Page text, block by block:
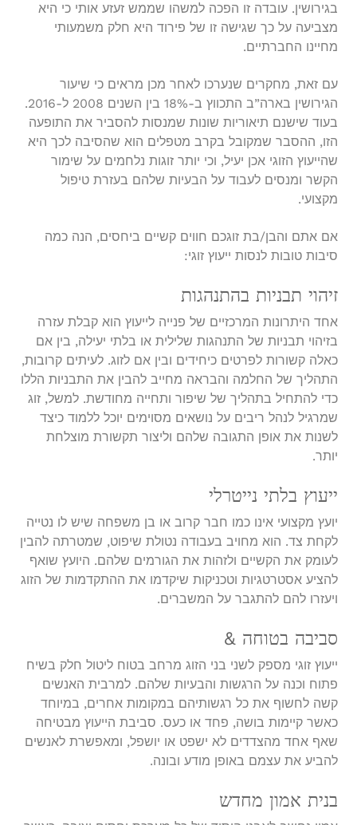
בגירושין. עובדה זו הפכה למשהו שממש זעזע אותי כי היא
מצביעה על כך שגישה זו של פירוד היא חלק משמעותי
מחיינו החברתיים.
עם זאת, מחקרים שנערכו לאחר מכן מראים כי שיעור
הגירושין בארה”ב התכווץ ב-18% בין השנים 2008 ל-2016.
בעוד שישנם תיאוריות שונות שמנסות להסביר את התופעה
הזו, ההסבר שמקובל בקרב מטפלים הוא שהסיבה לכך היא
שהייעוץ הזוגי אכן יעיל, וכי יותר זוגות נלחמים על שימור
הקשר ומנסים לעבוד על הבעיות שלהם בעזרת טיפול
מקצועי.
אם אתם והבן/בת זוגכם חווים קשיים ביחסים, הנה כמה
סיבות טובות לנסות ייעוץ זוגי:
זיהוי תבניות בהתנהגות
אחד היתרונות המרכזיים של פנייה לייעוץ הוא קבלת עזרה
בזיהוי תבניות של התנהגות שלילית או בלתי יעילה, בין אם
כאלה קשורות לפרטים כיחידים ובין אם לזוג. לעיתים קרובות,
התהליך של החלמה והבראה מחייב להבין את התבניות הללו
כדי להתחיל בתהליך של שיפור ותחייה מחודשת. למשל, זוג
שמרגיל לנהל ריבים על נושאים מסוימים יוכל ללמוד כיצד
לשנות את אופן התגובה שלהם וליצור תקשורת מוצלחת
יותר.
ייעוץ בלתי נייטרלי
יועץ מקצועי אינו כמו חבר קרוב או בן משפחה שיש לו נטייה
לקחת צד. הוא מחויב בעבודה נטולת שיפוט, שמטרתה להבין
לעומק את הקשיים ולזהות את הגורמים שלהם. היועץ שואף
להציע אסטרטגיות וטכניקות שיקדמו את ההתקדמות של הזוג
ויעזרו להם להתגבר על המשברים.
סביבה בטוחה &
ייעוץ זוגי מספק לשני בני הזוג מרחב בטוח ליטול חלק בשיח
פתוח וכנה על הרגשות והבעיות שלהם. למרבית האנשים
קשה לחשוף את כל רגשותיהם במקומות אחרים, במיוחד
כאשר קיימות בושה, פחד או כעס. סביבת הייעוץ מבטיחה
שאף אחד מהצדדים לא ישפט או יושפל, ומאפשרת לאנשים
להביע את עצמם באופן מודע ובונה.
בנית אמון מחדש